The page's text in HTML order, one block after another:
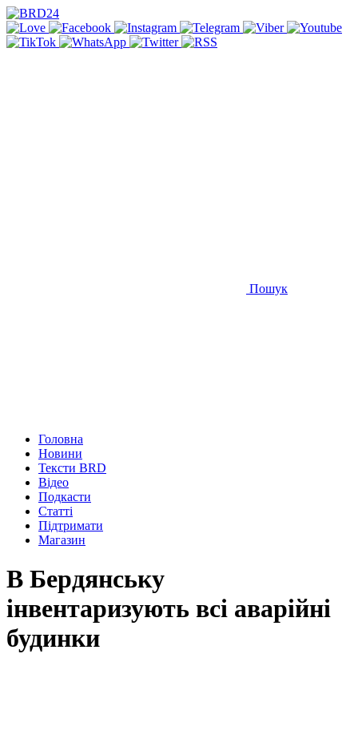
Пошук
Головна
Новини
Тексти BRD
Відео
Подкасти
Статті
Підтримати
Магазин
В Бердянську
інвентаризують всі аварійні
будинки